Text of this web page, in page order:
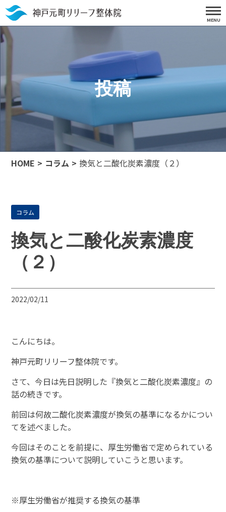
投稿
HOME コラム 換気と二酸化炭素濃度（２）
コラム
換気と二酸化炭素濃度
（２）
2022/02/11
こんにちは。
神戸元町リリーフ整体院です。
さて、今日は先日説明した『換気と二酸化炭素濃度』の
話の続きです。
前回は何故二酸化炭素濃度が換気の基準になるかについ
てを述べました。
今回はそのことを前提に、厚生労働省で定められている
換気の基準について説明していこうと思います。
※厚生労働省が推奨する換気の基準